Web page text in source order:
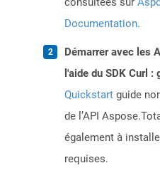
Documentation.
Démarrer avec les
l'aide du SDK Curl
Quickstart guide
de l’API
également à
requises.